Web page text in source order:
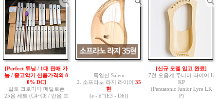
[Perfect 튜닝 / 1대 판매 가
능 / 중고악기 신품가격의 8
0% DC]
알토 크로마틱 메탈로폰
25음 세트 (C4~C6 / 반음 포
독일산 Salem
2. 소프라노 라지 라이어 35
현
(e - d'''(E3 - D6))
[신규 모델 입고 완료]
7현 오음계 주니어 라이어 L
KP
(Pentatonic Junior Lyre LK
P)